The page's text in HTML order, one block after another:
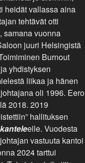
heidät vallassa aina
tehtävät otti
, samana vuonna
juuri Helsingistä
Burnout
yhdistyksen
liikaa ja hänen
oli 1996. Eero
2018. 2019
hallituksen
elle. Vuodesta
vastuuta kantoi
2024 tarttui